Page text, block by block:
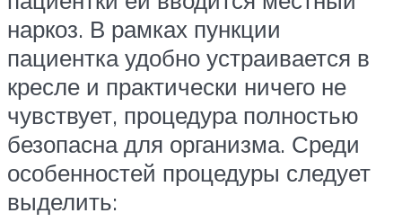
наркоз. В рамках пункции
пациентка удобно устраивается в
кресле и практически ничего не
чувствует, процедура полностью
безопасна для организма. Среди
особенностей процедуры следует
выделить: